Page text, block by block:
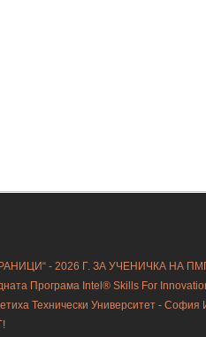
- 2026 Г. ЗА УЧЕНИЧКА НА
Програма Intel® Skills For
Технически Университет -